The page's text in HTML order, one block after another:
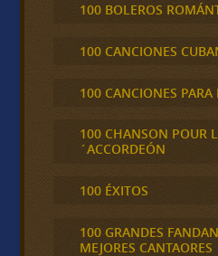
100 BOLEROS
100 CANCIONES
100 CANCIONES PARA
100 CHANSON POUR
´ACCORDEÓN
100 ÉXITOS
100 GRANDES
MEJORES CANTAORES